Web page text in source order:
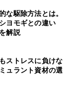
な駆除方法とは。
ヨモギとの違い
解説
ストレスに負けな
ュラント資材の選